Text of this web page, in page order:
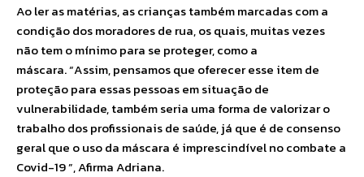
Ao ler as matérias, as crianças também marcadas com a
condição dos moradores de rua, os quais, muitas vezes
não tem o mínimo para se proteger, como a
máscara. “Assim, pensamos que oferecer esse item de
proteção para essas pessoas em situação de
vulnerabilidade, também seria uma forma de valorizar o
trabalho dos profissionais de saúde, já que é de consenso
geral que o uso da máscara é imprescindível no combate a
Covid-19 ”, Afirma Adriana.